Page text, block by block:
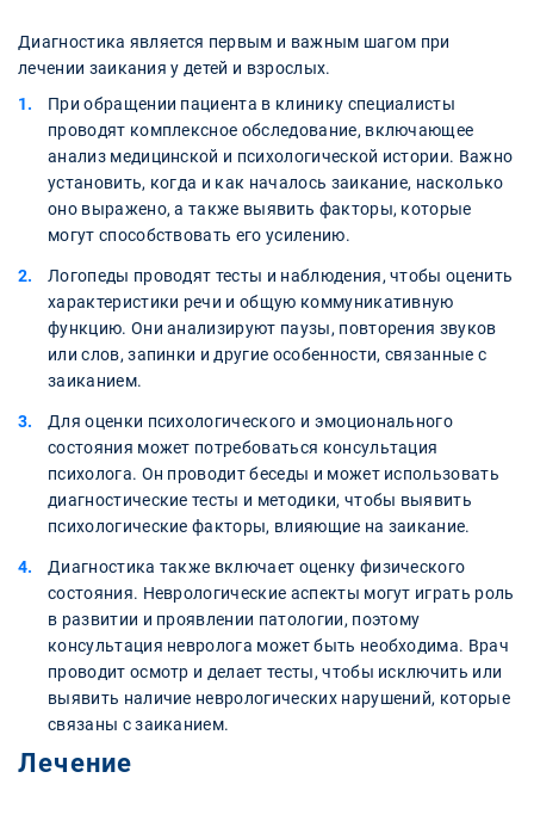
Диагностика является первым и важным шагом при
лечении заикания у детей и взрослых.
При обращении пациента в клинику специалисты
проводят комплексное обследование, включающее
анализ медицинской и психологической истории. Важно
установить, когда и как началось заикание, насколько
оно выражено, а также выявить факторы, которые
могут способствовать его усилению.
Логопеды проводят тесты и наблюдения, чтобы оценить
характеристики речи и общую коммуникативную
функцию. Они анализируют паузы, повторения звуков
или слов, запинки и другие особенности, связанные с
заиканием.
Для оценки психологического и эмоционального
состояния может потребоваться консультация
психолога. Он проводит беседы и может использовать
диагностические тесты и методики, чтобы выявить
психологические факторы, влияющие на заикание.
Диагностика также включает оценку физического
состояния. Неврологические аспекты могут играть роль
в развитии и проявлении патологии, поэтому
консультация невролога может быть необходима. Врач
проводит осмотр и делает тесты, чтобы исключить или
выявить наличие неврологических нарушений, которые
связаны с заиканием.
Лечение